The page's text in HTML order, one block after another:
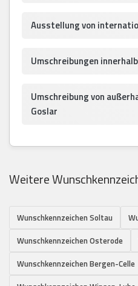
Ausstellung von
Umschreibungen
Umschreibung von
Goslar
Weitere
Wunschkennzeichen Soltau
Wunschkennzeichen Osterode
Wunschkennzeichen Bergen-Celle